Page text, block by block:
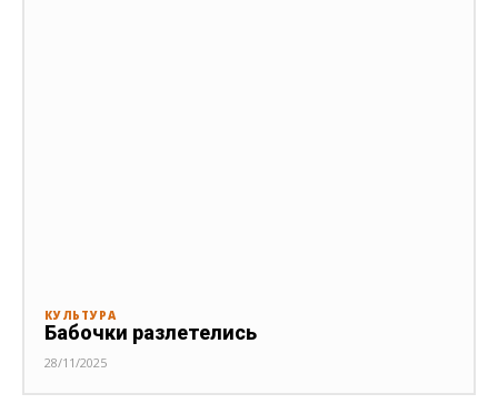
КУЛЬТУРА
Бабочки разлетелись
28/11/2025